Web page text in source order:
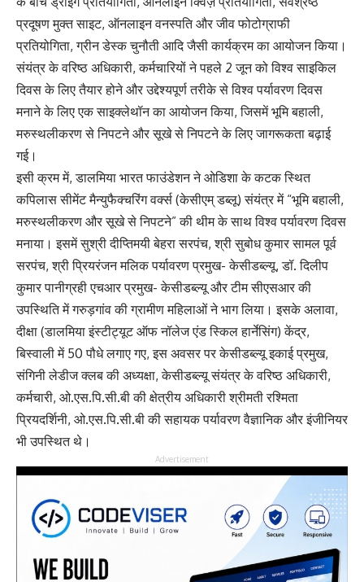
प्रदूषण मुक्त साइट, ऑनलाइन वनस्पति और जीव फोटोग्राफी
प्रतियोगिता, ग्रीन डेस्क चुनौती आदि जैसी कार्यक्रम का आयोजन किया।
संयंत्र के वरिष्ठ अधिकारी, कर्मचारियों ने पहले 2 जून को विश्व साइकिल
दिवस के लिए तैयार होने और उद्देश्यपूर्ण तरीके से विश्व पर्यावरण दिवस
मनाने के लिए एक साइक्लेथॉन का आयोजन किया, जिसमें भूमि बहाली,
मरुस्थलीकरण से निपटने और सूखे से निपटने के लिए जागरूकता बढ़ाई
गई।
इसी क्रम में, डालमिया भारत फाउंडेशन ने ओडिशा के कटक स्थित
कपिलास सीमेंट मैन्युफैक्चरिंग वर्क्स (केसीएम् डब्लू) संयंत्र में “भूमि बहाली,
मरुस्थलीकरण और सूखे से निपटने” की थीम के साथ विश्व पर्यावरण दिवस
मनाया। इसमें सुश्री दीप्तिमयी बेहरा सरपंच, श्री सुबोध कुमार सामल पूर्व
सरपंच, श्री प्रियरंजन मलिक पर्यावरण प्रमुख- केसीडब्ल्यू, डॉ. दिलीप
कुमार पानीग्रही एचआर प्रमुख- केसीडब्ल्यू और टीम सीएसआर की
उपस्थिति में गरुड़गांव की ग्रामीण महिलाओं ने भाग लिया। इसके अलावा,
दीक्षा (डालमिया इंस्टीट्यूट ऑफ नॉलेज एंड स्किल हार्नेसिंग) केंद्र,
बिस्वाली में 50 पौधे लगाए गए, इस अवसर पर केसीडब्ल्यू इकाई प्रमुख,
संगिनी लेडीज क्लब की अध्यक्षा, केसीडब्ल्यू संयंत्र के वरिष्ठ अधिकारी,
कर्मचारी, ओ.एस.पि.सी.बी की क्षेत्रीय अधिकारी श्रीमती रश्मिता
प्रियदर्शिनी, ओ.एस.पि.सी.बी की सहायक पर्यावरण वैज्ञानिक और इंजीनियर
भी उपस्थित थे।
Advertisement